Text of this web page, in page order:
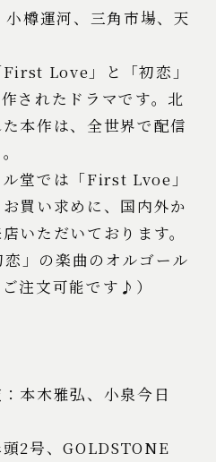
樽運河、三角市場、天
Love」と「初恋」
されたドラマです。北
本作は、全世界で配信
堂では「First Lvoe」
買い求めに、国内外か
いただいております。
」の楽曲のオルゴール
注文可能です♪）
本木雅弘、小泉今日
2号、GOLDSTONE